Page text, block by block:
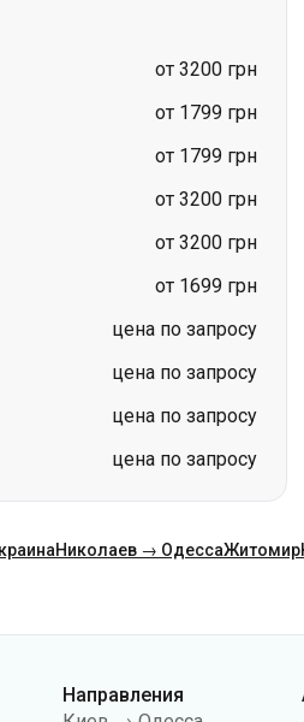
от 3200 грн
от 3200 грн
от 1699 грн
цена по запросу
цена по запросу
цена по запросу
цена по запросу
Николаев → ОдессаЖитомир
Варшава → Днепр
Днепр → Одесса